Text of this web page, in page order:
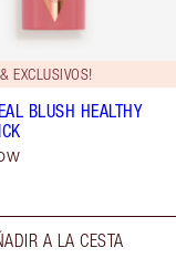
EXCLUSIVOS!
BLUSH HEALTHY
A LA CESTA